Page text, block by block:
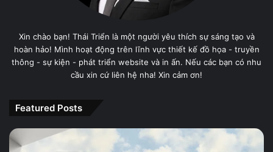
Xin chào bạn! Thái Triển là một người yêu thích sự sáng tạo và
hoàn hảo! Mình hoạt động trên lĩnh vực thiết kế đồ họa - truyền
thông - sự kiện - phát triển website và in ấn. Nếu các bạn có nhu
cầu xin cứ liên hệ nha! Xin cảm ơn!
Featured Posts
PANTONE
11-